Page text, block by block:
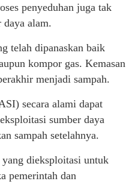
penyeduhan juga tak
daya alam.
telah dipanaskan baik
kompor gas. Kemasan
menjadi sampah.
secara alami dapat
sumber daya
sampah setelahnya.
yang dieksploitasi untuk
pemerintah dan